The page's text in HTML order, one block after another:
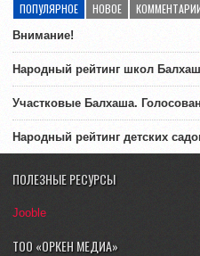
ПОПУЛЯРНОЕ НОВОЕ
Внимание!
Народный рейтинг школ
Участковые Балхаша.
Народный рейтинг детских
ПОЛЕЗНЫЕ РЕСУРСЫ
Jooble
ТОО «ОРКЕН МЕДИА»